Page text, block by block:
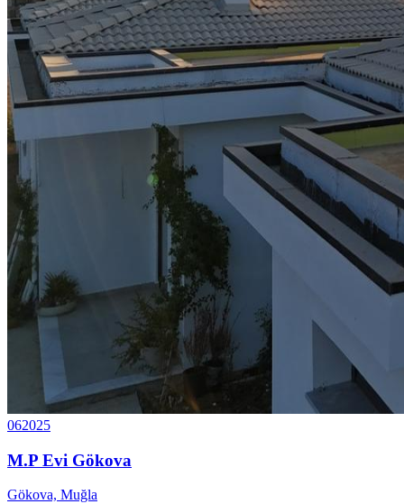
062025
M.P Evi Gökova
Gökova, Muğla